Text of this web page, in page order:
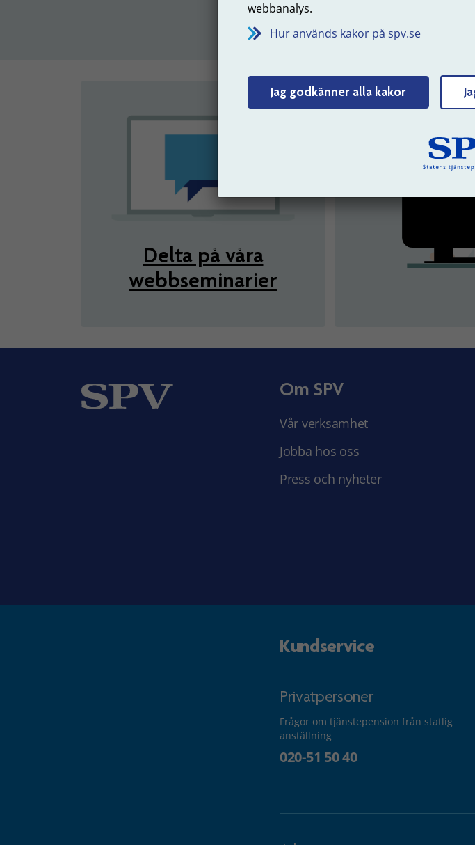
webbanalys.
Hur används kakor på spv.se
Jag godkänner alla kakor
Delta på våra
webbseminarier
Om SPV
Vår verksamhet
Jobba hos oss
Press och nyheter
Kundservice
Privatpersoner
Frågor om tjänstepension från statlig
anställning
020-51 50 40